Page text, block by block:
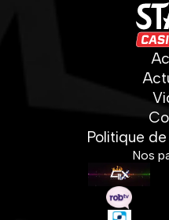
Politique
Nos